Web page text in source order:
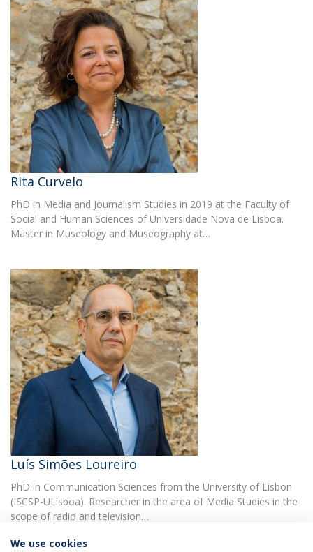
Rita Curvelo
PhD in Media and Journalism Studies in 2019 at the Faculty of
Social and Human Sciences of Universidade Nova de Lisboa.
Master in Museology and Museography at…
Luís Simões Loureiro
PhD in Communication Sciences from the University of Lisbon
(ISCSP-ULisboa). Researcher in the area of Media Studies in the
scope of radio and television…
We use cookies